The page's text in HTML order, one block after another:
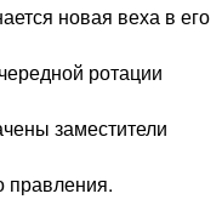
новая веха в его
ротации
заместители
правления.